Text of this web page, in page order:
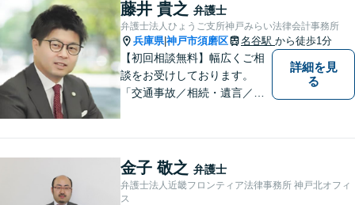
は数多くあります。 小さな悩
み事が大きなトラブルや事件
になってしまう前に、ご相談
ください。
藤井 貴之 弁護士
弁護士法人ひょうご支所神戸みらい法律会計事務所
兵庫県|神戸市須磨区 名谷駅 から徒歩1分
【初回相談無料】幅広くご相
談をお受けしております。
「交通事故／相続・遺言／離
い。公認会計士試験合格者。
【夜間・休日相談可能（要予
約）】【弁護士歴10年以上】
詳細を見
る
金子 敬之 弁護士
弁護士法人近畿フロンティア法律事務所 神戸北オフィ
ス